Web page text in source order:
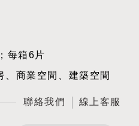
每箱6片
、商業空間、建築空間
聯絡我們 線上客服